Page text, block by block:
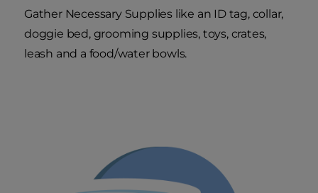
Gather Necessary Supplies like an ID tag, collar,
doggie bed, grooming supplies, toys, crates,
leash and a food/water bowls.